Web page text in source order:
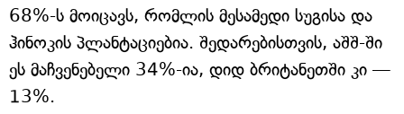
68%-ს მოიცავს, რომლის მესამედი სუგისა და
ჰინოკის პლანტაციებია. შედარებისთვის, აშშ-ში
ეს მაჩვენებელი 34%-ია, დიდ ბრიტანეთში კი —
13%.